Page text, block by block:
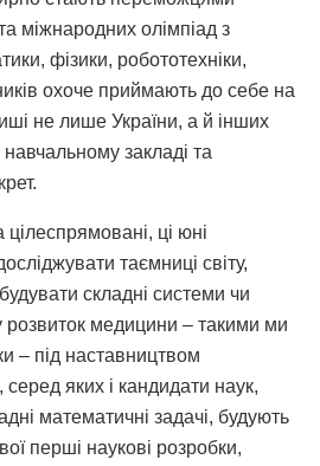
міжнародних олімпіад з
фізики, робототехніки,
охоче приймають до себе на
не лише України, а й інших
закладі та
цілеспрямовані, ці юні
таємниці світу,
складні системи чи
розвиток медицини – такими ми
– під наставництвом
серед яких і кандидати наук,
математичні задачі, будують
перші наукові розробки,